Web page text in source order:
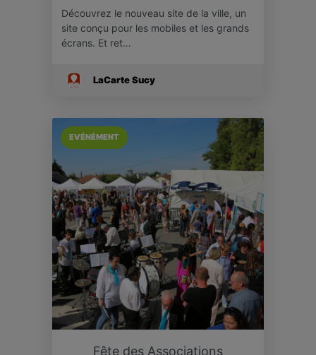
Découvrez le nouveau site de la ville, un
site conçu pour les mobiles et les grands
écrans. Et ret…
LaCarte Sucy
EVÉNÉMENT
Fête des Associations